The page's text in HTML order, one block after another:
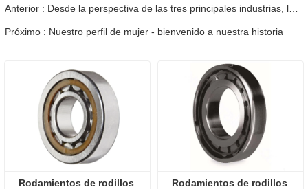
Próximo : Nuestro perfil de mujer - bienvenido a nuestra historia
Rodamientos de rodillos
Rodamientos de rodillos